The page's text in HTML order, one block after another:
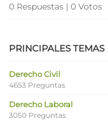
0 Respuestas | 0 Votos
PRINCIPALES TEMAS
Derecho Civil
4653 Preguntas
Derecho Laboral
3050 Preguntas